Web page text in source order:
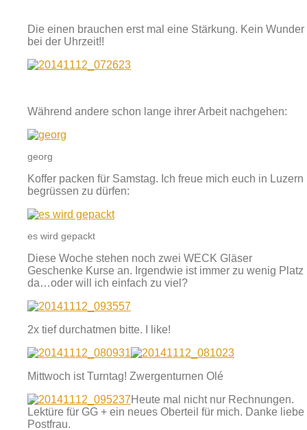
Die einen brauchen erst mal eine Stärkung. Kein Wunder
bei der Uhrzeit!!
Während andere schon lange ihrer Arbeit nachgehen:
georg
Koffer packen für Samstag. Ich freue mich euch in Luzern
begrüssen zu dürfen:
es wird gepackt
Diese Woche stehen noch zwei WECK Gläser
Geschenke Kurse an. Irgendwie ist immer zu wenig Platz
da…oder will ich einfach zu viel?
2x tief durchatmen bitte. I like!
Mittwoch ist Turntag! Zwergenturnen Olé
Heute mal nicht nur Rechnungen.
Lektüre für GG + ein neues Oberteil für mich. Danke liebe
Postfrau.